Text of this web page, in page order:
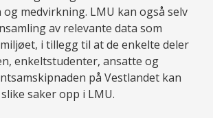
og medvirkning. LMU kan også selv
av relevante data som
i tillegg til at de enkelte deler
enkeltstudenter, ansatte og
på Vestlandet kan
saker opp i LMU.